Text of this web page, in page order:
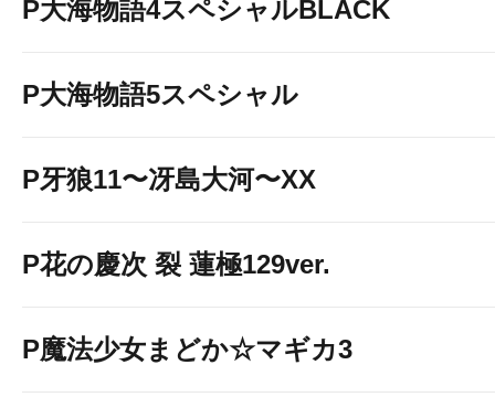
P大海物語4スペシャルBLACK
P大海物語5スペシャル
P牙狼11〜冴島大河〜XX
P花の慶次 裂 蓮極129ver.
P魔法少女まどか☆マギカ3